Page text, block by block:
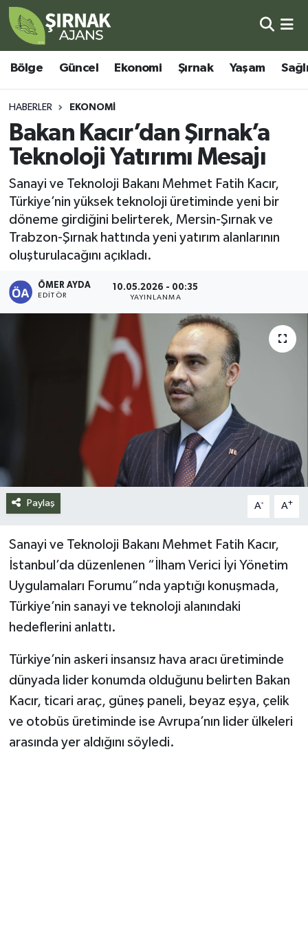
Bölge Güncel Ekonomi Şırnak Yaşam
HABERLER EKONOMI
Bakan Kacır’dan Şırnak’a
Teknoloji Yatırımı Mesajı
Sanayi ve Teknoloji Bakanı Mehmet Fatih Kacır,
Türkiye’nin yüksek teknoloji üretiminde yeni bir
döneme girdiğini belirterek, Mersin-Şırnak ve
Trabzon-Şırnak hattında yeni yatırım alanlarının
oluşturulacağını açıkladı.
ÖMER AYDA
EDITÖR
10.05.2026 - 00:35
YAYINLANMA
Paylaş A- A+
Sanayi ve Teknoloji Bakanı Mehmet Fatih Kacır,
İstanbul’da düzenlenen “İlham Verici İyi Yönetim
Uygulamaları Forumu”nda yaptığı konuşmada,
Türkiye’nin sanayi ve teknoloji alanındaki
hedeflerini anlattı.
Türkiye’nin askeri insansız hava aracı üretiminde
dünyada lider konumda olduğunu belirten Bakan
Kacır, ticari araç, güneş paneli, beyaz eşya, çelik
ve otobüs üretiminde ise Avrupa’nın lider ülkeleri
arasında yer aldığını söyledi.
Bölge
Güncel
Ekonomi
Şırnak
Yaşam
Sağlık
Eğitim
Kültür - Sanat
Yazarlar
Şırnak Nöbetçi Eczaneler
Şırnak Hava Durumu
Şirnak Namaz Vakitleri
Şırnak Trafik Yoğunluk Haritası
Süper Lig Puan Durumu ve Fikstür
Tüm Manşetler
Son Dakika Haberleri
Haber Arşivi